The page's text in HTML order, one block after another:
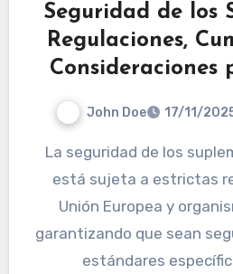
Seguridad de los
Regulaciones,
Consideraciones
John Doe 17/11/
La seguridad de los suplementos en España
está sujeta a estrictas
Unión Europea y
garantizando que sean
estándares